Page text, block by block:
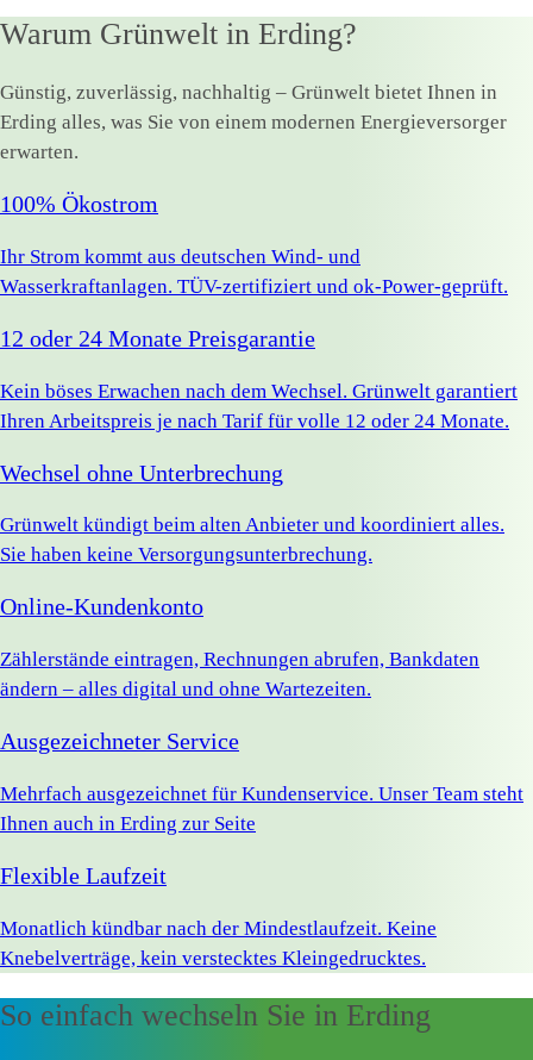
Warum Grünwelt in Erding?
Günstig, zuverlässig, nachhaltig – Grünwelt bietet Ihnen in
Erding alles, was Sie von einem modernen Energieversorger
erwarten.
100% Ökostrom
Ihr Strom kommt aus deutschen Wind- und
Wasserkraftanlagen. TÜV-zertifiziert und ok-Power-geprüft.
12 oder 24 Monate Preisgarantie
Kein böses Erwachen nach dem Wechsel. Grünwelt garantiert
Ihren Arbeitspreis je nach Tarif für volle 12 oder 24 Monate.
Wechsel ohne Unterbrechung
Grünwelt kündigt beim alten Anbieter und koordiniert alles.
Sie haben keine Versorgungsunterbrechung.
Online-Kundenkonto
Zählerstände eintragen, Rechnungen abrufen, Bankdaten
ändern – alles digital und ohne Wartezeiten.
Ausgezeichneter Service
Mehrfach ausgezeichnet für Kundenservice. Unser Team steht
Ihnen auch in Erding zur Seite
Flexible Laufzeit
Monatlich kündbar nach der Mindestlaufzeit. Keine
Knebelverträge, kein verstecktes Kleingedrucktes.
So einfach wechseln Sie in Erding